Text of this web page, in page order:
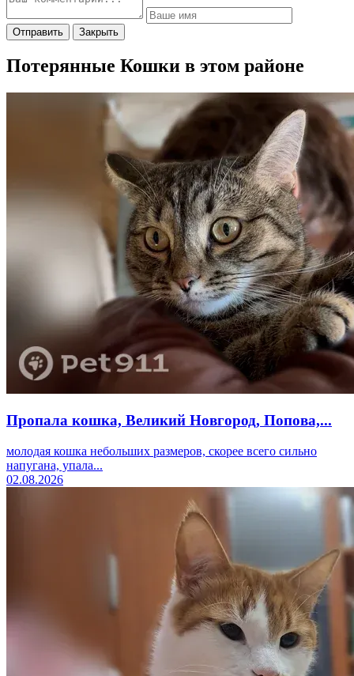
Отправить Закрыть
Потерянные Кошки в этом районе
Пропала кошка, Великий Новгород, Попова,...
молодая кошка небольших размеров, скорее всего сильно
напугана, упала...
02.08.2026